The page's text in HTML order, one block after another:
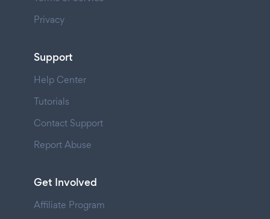
Privacy
Support
Help Center
Tutorials
Contact Support
Report Abuse
Get Involved
Affiliate Program